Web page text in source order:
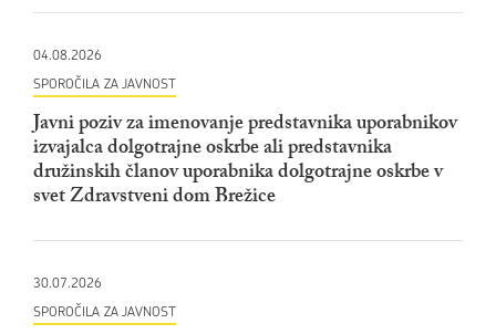
04.08.2026
SPOROČILA ZA JAVNOST
Javni poziv za imenovanje predstavnika uporabnikov
izvajalca dolgotrajne oskrbe ali predstavnika
družinskih članov uporabnika dolgotrajne oskrbe v
svet Zdravstveni dom Brežice
30.07.2026
SPOROČILA ZA JAVNOST